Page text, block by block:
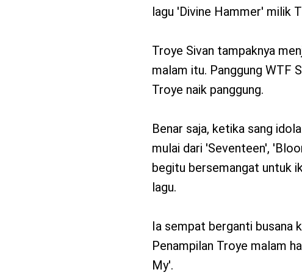
lagu 'Divine Hammer' milik
Troye Sivan tampaknya
malam itu. Panggung WTF
Troye naik panggung.
Benar saja, ketika sang
mulai dari 'Seventeen',
begitu bersemangat untuk
lagu.
Ia sempat berganti busana
Penampilan Troye malam
My'.